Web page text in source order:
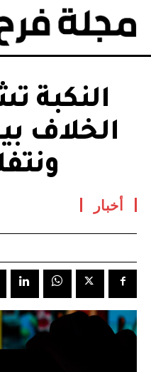
النكبة
الخلاف
أخبار